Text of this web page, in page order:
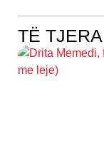
TË TJERA